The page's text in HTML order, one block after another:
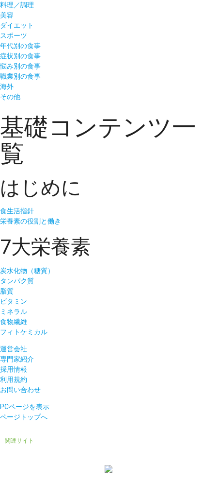
料理／調理
美容
ダイエット
スポーツ
年代別の食事
症状別の食事
悩み別の食事
職業別の食事
海外
その他
基礎コンテンツ一
覧
はじめに
食生活指針
栄養素の役割と働き
7大栄養素
炭水化物（糖質）
タンパク質
脂質
ビタミン
ミネラル
食物繊維
フィトケミカル
運営会社
専門家紹介
採用情報
利用規約
お問い合わせ
PCページを表示
ページトップへ
関連サイト